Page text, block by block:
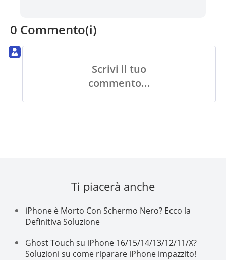
0 Commento(i)
Scrivi il tuo
commento...
Ti piacerà anche
iPhone è Morto Con Schermo Nero? Ecco la
Definitiva Soluzione
Ghost Touch su iPhone 16/15/14/13/12/11/X?
Soluzioni su come riparare iPhone impazzito!